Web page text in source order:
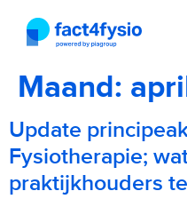
Maand:
Update
Fysiotherapie;
praktijkhouders